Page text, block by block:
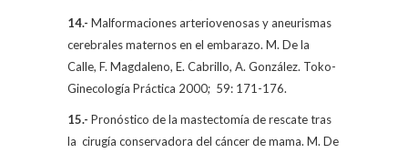
14.- Malformaciones arteriovenosas y aneurismas
cerebrales maternos en el embarazo. M. De la
Calle, F. Magdaleno, E. Cabrillo, A. González. Toko-
Ginecología Práctica 2000; 59: 171-176.
15.- Pronóstico de la mastectomía de rescate tras
la cirugía conservadora del cáncer de mama. M. De